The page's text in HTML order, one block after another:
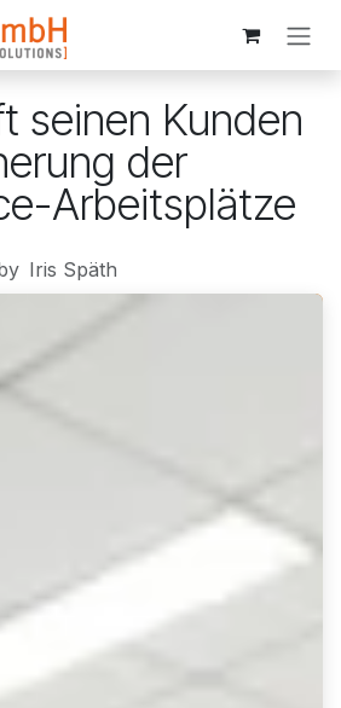
seinen Kunden
der
Arbeitsplätze
Iris Späth